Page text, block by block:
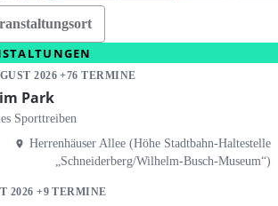
2026 +76 TERMINE
Park
Sporttreiben
Herrenhäuser Allee (Höhe Stadtbahn-Haltestelle
„Schneiderberg/Wilhelm-Busch-Museum“)
2026 +9 TERMINE